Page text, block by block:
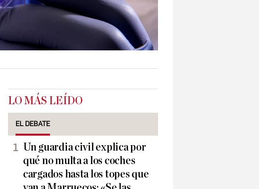
LO MÁS LEÍDO
EL DEBATE
Un guardia civil explica por
qué no multa a los coches
cargados hasta los topes que